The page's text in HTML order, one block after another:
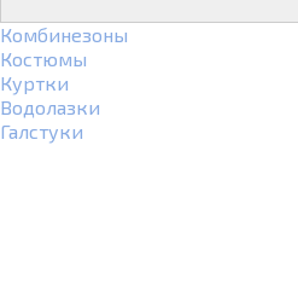
Комбинезоны
Костюмы
Куртки
Водолазки
Галстуки